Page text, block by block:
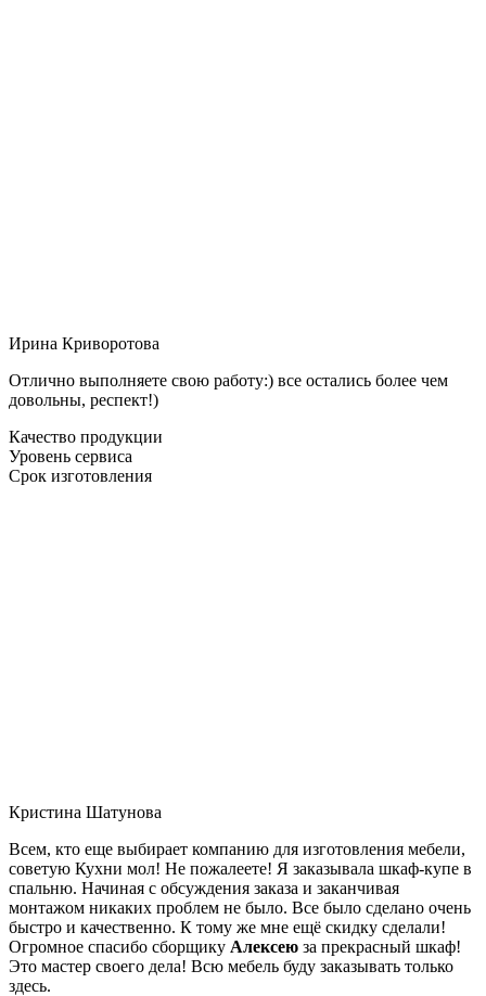
Ирина Криворотова
Отлично выполняете свою работу:) все остались более чем
довольны, респект!)
Качество продукции
Уровень сервиса
Срок изготовления
Кристина Шатунова
Всем, кто еще выбирает компанию для изготовления мебели,
советую Кухни мол! Не пожалеете! Я заказывала шкаф-купе в
спальню. Начиная с обсуждения заказа и заканчивая
монтажом никаких проблем не было. Все было сделано очень
быстро и качественно. К тому же мне ещё скидку сделали!
Огромное спасибо сборщику Алексею за прекрасный шкаф!
Это мастер своего дела! Всю мебель буду заказывать только
здесь.